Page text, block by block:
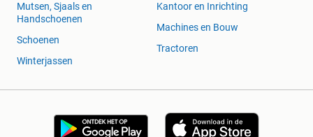
Mutsen, Sjaals en
Handschoenen
Schoenen
Winterjassen
Kantoor en Inrichting
Machines en Bouw
Tractoren